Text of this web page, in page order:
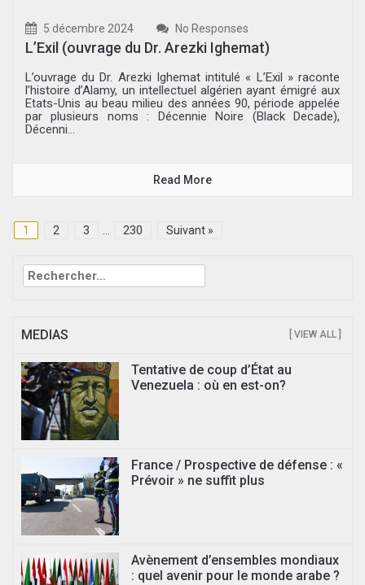
5 décembre 2024 No Responses
L’Exil (ouvrage du Dr. Arezki Ighemat)
L’ouvrage du Dr. Arezki Ighemat intitulé « L’Exil » raconte
l’histoire d’Alamy, un intellectuel algérien ayant émigré aux
Etats-Unis au beau milieu des années 90, période appelée
par plusieurs noms : Décennie Noire (Black Decade),
Décenni...
Read More
1 2 3 230 Suivant »
Rechercher :
MEDIAS [ VIEW ALL ]
Tentative de coup d’État au
Venezuela : où en est-on?
France / Prospective de défense : «
Prévoir » ne suffit plus
Avènement d’ensembles mondiaux
: quel avenir pour le monde arabe ?